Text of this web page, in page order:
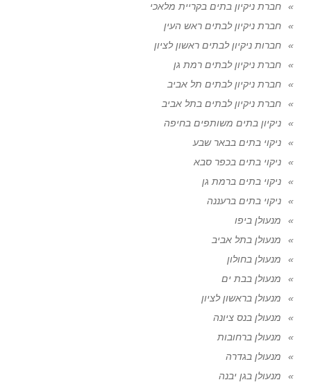
חברת ניקיון בתים בקריית מלאכי
חברת ניקיון לבתים ראש העין
חברות ניקיון לבתים ראשון לציון
חברת ניקיון לבתים רמת גן
חברת ניקיון לבתים תל אביב
חברת ניקיון לבתים בתל אביב
ניקיון בתים משותפים בחיפה
ניקוי בתים בבאר שבע
ניקוי בתים בכפר סבא
ניקוי בתים ברמת גן
ניקוי בתים ברעננה
מנעולן ביפו
מנעולן בתל אביב
מנעולן בחולון
מנעולן בבת ים
מנעולן בראשון לציון
מנעולן בנס ציונה
מנעולן ברחובות
מנעולן בגדרה
מנעולן בגן יבנה